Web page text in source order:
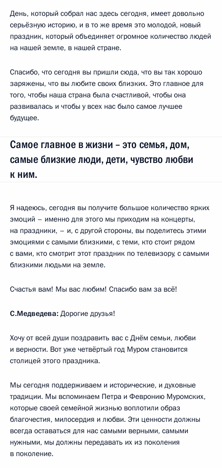
День, который собрал нас здесь сегодня, имеет довольно
серьёзную историю, и в то же время это молодой, новый
праздник, который объединяет огромное количество людей
на нашей земле, в нашей стране.
Спасибо, что сегодня вы пришли сюда, что вы так хорошо
заряжены, что вы любите своих близких. Это главное для
того, чтобы наша страна была счастливой, чтобы она
развивалась и чтобы у всех нас было самое лучшее
будущее.
Самое главное в жизни – это семья, дом,
самые близкие люди, дети, чувство любви
к ним.
Я надеюсь, сегодня вы получите большое количество ярких
эмоций – именно для этого мы приходим на концерты,
на праздники, – и, с другой стороны, вы поделитесь этими
эмоциями с самыми близкими, с теми, кто стоит рядом
с вами, кто смотрит этот праздник по телевизору, с самыми
близкими людьми на земле.
Счастья вам! Мы вас любим! Спасибо вам за всё!
С.Медведева: Дорогие друзья!
Хочу от всей души поздравить вас с Днём семьи, любви
и верности. Вот уже четвёртый год Муром становится
столицей этого праздника.
Мы сегодня поддерживаем и исторические, и духовные
традиции. Мы вспоминаем Петра и Февронию Муромских,
которые своей семейной жизнью воплотили образ
благочестия, милосердия и любви. Эти ценности должны
всегда оставаться для нас самыми верными, самыми
нужными, мы должны передавать их из поколения
в поколение.